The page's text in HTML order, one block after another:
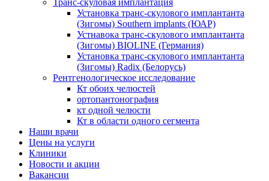
Транс-скуловая имплантация
Установка транс-скулового имплантанта
(Зигомы) Southern implants (ЮАР)
Устнавока транс-скулового имплантанта
(Зигомы) BIOLINE (Германия)
Установка транс-скулового имплантанта
(Зигомы) Radix (Белорусь)
Рентгенологическое исследование
Кт обоих челюстей
ортопантонография
кт одной челюсти
Кт в области одного сегмента
Наши врачи
Цены на услуги
Клиники
Новости и акции
Вакансии